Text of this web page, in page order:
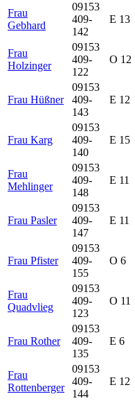
Frau
Gebhard
09153
409-
142
E 13
Frau
Holzinger
09153
409-
122
O 12
Frau Hüßner
09153
409-
143
E 12
Frau Karg
09153
409-
140
E 15
Frau
Mehlinger
09153
409-
148
E 11
Frau Pasler
09153
409-
147
E 11
Frau Pfister
09153
409-
155
O 6
Frau
Quadvlieg
09153
409-
123
O 11
Frau Rother
09153
409-
135
E 6
Frau
Rottenberger
09153
409-
144
E 12